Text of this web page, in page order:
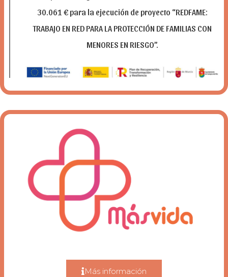
30.061 € para la ejecución de proyecto “REDFAME:
TRABAJO EN RED PARA LA PROTECCIÓN DE FAMILIAS CON
MENORES EN RIESGO”.
Más información